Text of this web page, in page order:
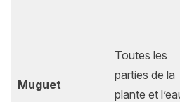
Muguet
Toutes les
parties de la
plante et